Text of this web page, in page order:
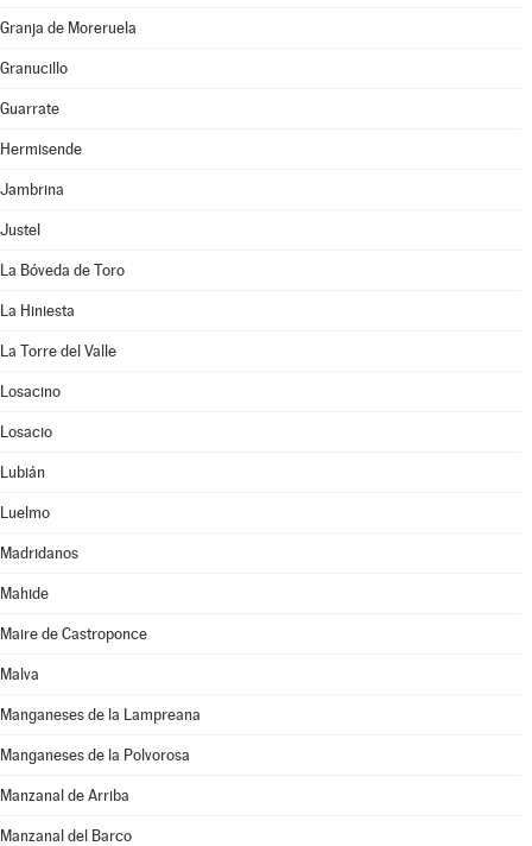
Granja de Moreruela
Granucillo
Guarrate
Hermisende
Jambrina
Justel
La Bóveda de Toro
La Hiniesta
La Torre del Valle
Losacino
Losacio
Lubián
Luelmo
Madridanos
Mahide
Maire de Castroponce
Malva
Manganeses de la Lampreana
Manganeses de la Polvorosa
Manzanal de Arriba
Manzanal del Barco